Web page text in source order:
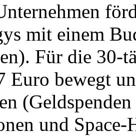
mit einem
Für die 30-
Euro bewegt
und